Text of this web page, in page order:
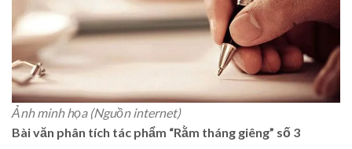
Ảnh minh họa (Nguồn internet)
Bài văn phân tích tác phẩm “Rằm tháng giêng” số 3